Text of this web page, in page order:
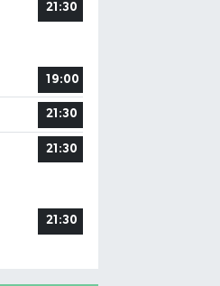
21:30
19:00
21:30
21:30
21:30